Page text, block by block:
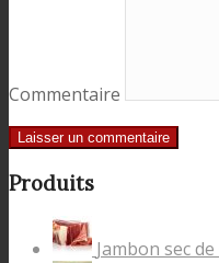
Commentaire
Produits
Jambon sec